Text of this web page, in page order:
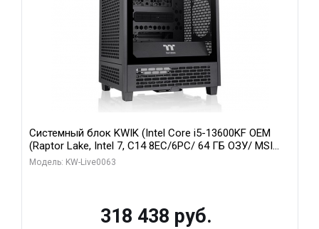
Системный блок KWIK (Intel Core i5-13600KF OEM
(Raptor Lake, Intel 7, C14 8EC/6PC/ 64 ГБ ОЗУ/ MSI
RTX5080 VENTUS 3X OC 16GB GDDR7 256bit 3xDP
Модель: KW-Live0063
318 438 руб.